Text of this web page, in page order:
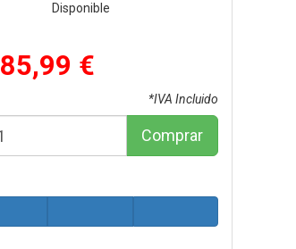
Disponible
85,99 €
*IVA Incluido
Comprar